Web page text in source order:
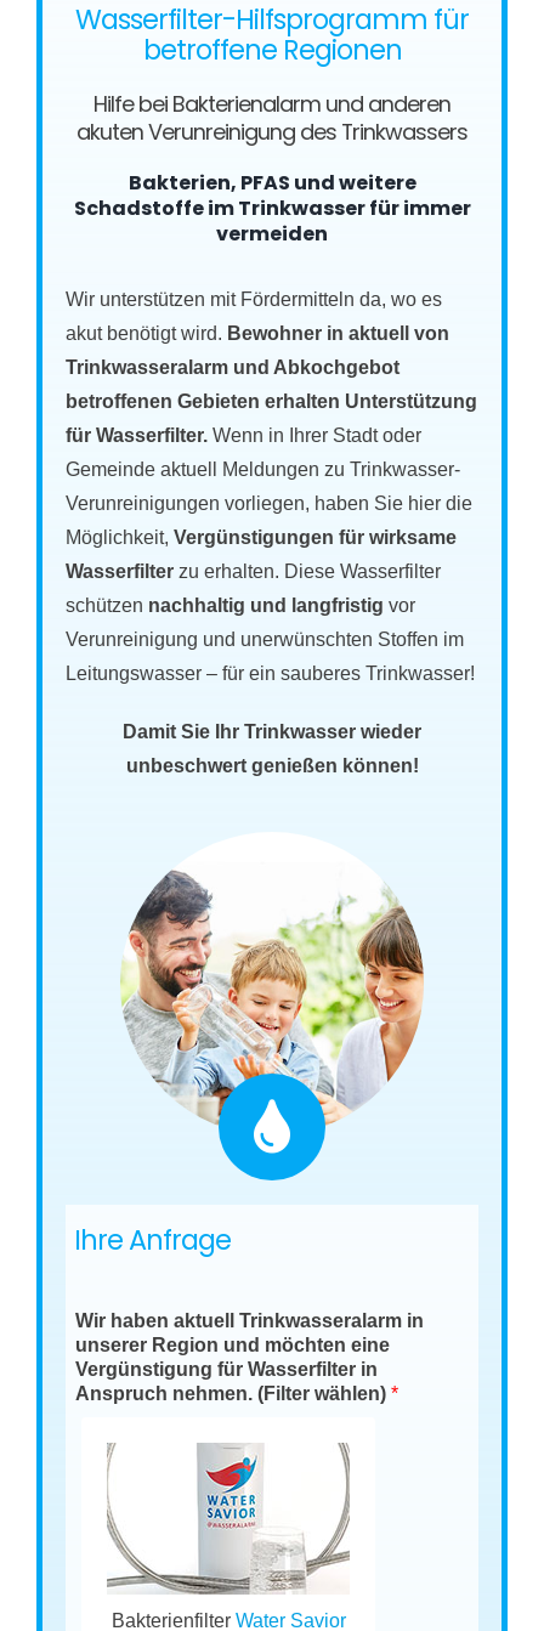
Wasserfilter-Hilfsprogramm für
betroffene Regionen
Hilfe bei Bakterienalarm und anderen
akuten Verunreinigung des Trinkwassers
Bakterien, PFAS und weitere
Schadstoffe im Trinkwasser für immer
vermeiden
Wir unterstützen mit Fördermitteln da, wo es
akut benötigt wird. Bewohner in aktuell von
Trinkwasseralarm und Abkochgebot
betroffenen Gebieten erhalten Unterstützung
für Wasserfilter.Wenn in Ihrer Stadt oder
Gemeinde aktuell Meldungen zu Trinkwasser-
Verunreinigungen vorliegen, haben Sie hier die
Möglichkeit,Vergünstigungen für wirksame
Wasserfilter zu erhalten. Diese Wasserfilter
schützen nachhaltig und langfristig vor
Verunreinigung und unerwünschten Stoffen im
Leitungswasser – für ein sauberes Trinkwasser!
Damit Sie Ihr Trinkwasser wieder
unbeschwert genießen können!
Ihre Anfrage
Wir haben aktuell Trinkwasseralarm in
unserer Region und möchten eine
Vergünstigung für Wasserfilter in
Anspruch nehmen. (Filter wählen)*
Bakterienfilter Water Savior